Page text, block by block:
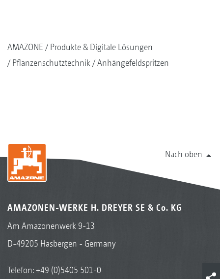
AMAZONE
Produkte & Digitale Lösungen
Pflanzenschutztechnik
Anhängefeldspritzen
Nach oben
AMAZONEN-WERKE H. DREYER SE & Co. KG
Am Amazonenwerk 9-13
D-49205 Hasbergen - Germany
Telefon:+49 (0)5405 501-0